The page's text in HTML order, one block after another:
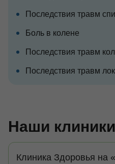
Последствия травм
Боль в колене
Последствия травм
Последствия травм
Наши клиники
Клиника Здоровья на